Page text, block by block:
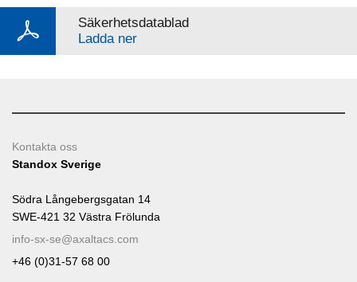
Säkerhetsdatablad
Ladda ner
Kontakta oss
Standox Sverige
Södra Långebergsgatan 14
SWE-421 32 Västra Frölunda
info-sx-se@axaltacs.com
+46 (0)31-57 68 00